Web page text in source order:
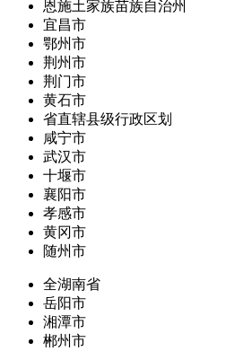
恩施土家族苗族自治州
宜昌市
鄂州市
荆州市
荆门市
黄石市
省直辖县级行政区划
咸宁市
武汉市
十堰市
襄阳市
孝感市
黄冈市
随州市
全湖南省
岳阳市
湘潭市
郴州市